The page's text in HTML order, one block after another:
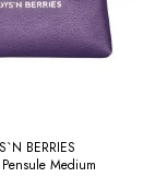
BERRIES
Medium